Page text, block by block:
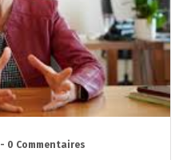
- 0 Commentaires